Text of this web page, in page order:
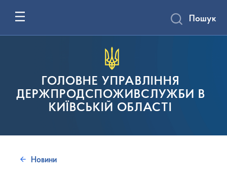
ГОЛОВНЕ УПРАВЛІННЯ
ДЕРЖПРОДСПОЖИВСЛУЖБИ В
КИЇВСЬКІЙ ОБЛАСТІ
Пошук
Новини